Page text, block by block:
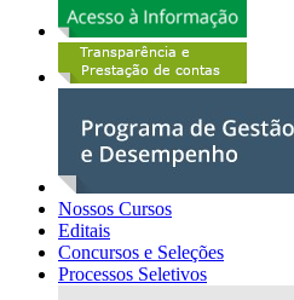
Nossos Cursos
Editais
Concursos e Seleções
Processos Seletivos